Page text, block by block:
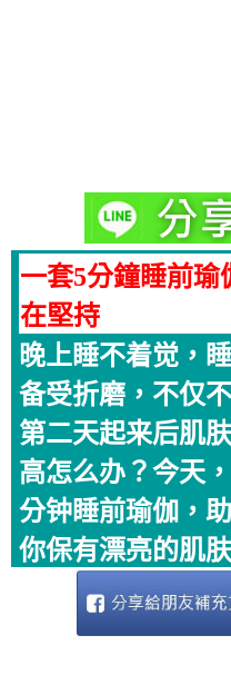
一套5分鐘睡前瑜
在堅持
晚上睡不着觉，
备受折磨，不仅
第二天起来后肌
高怎么办？今天
分钟睡前瑜伽，
你保有漂亮的肌肤